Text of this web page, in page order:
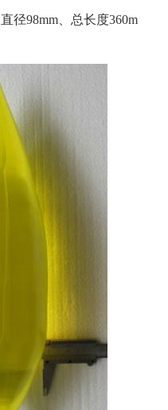
直径98mm 、总长度360m